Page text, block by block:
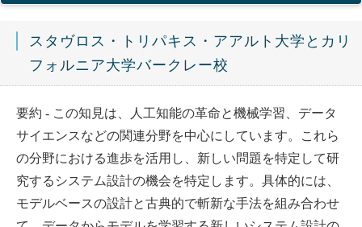
スタヴロス・トリパキス・アアルト大学とカリ
フォルニア大学バークレー校
要約 - この知見は、人工知能の革命と機械学習、データ
サイエンスなどの関連分野を中心にしています。これら
の分野における進歩を活用し、新しい問題を特定して研
究するシステム設計の機会を特定します。具体的には、
モデルベースの設計と古典的で斬新な手法を組み合わせ